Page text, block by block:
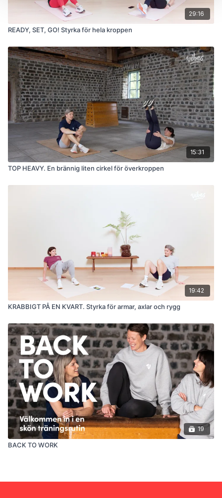
29:16
READY, SET, GO! Styrka för hela kroppen
15:31
TOP HEAVY. En brännig liten cirkel för överkroppen
19:42
KRABBIGT PÅ EN KVART. Styrka för armar, axlar och rygg
19
BACK TO WORK